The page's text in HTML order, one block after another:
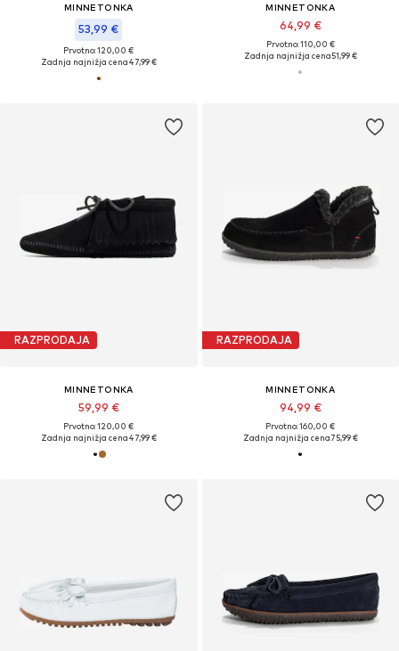
MINNETONKA
53,99 €
Prvotno: 120,00 €
Zadnja najnižja cena47,99 €
MINNETONKA
64,99 €
Prvotno: 110,00 €
Zadnja najnižja cena51,99 €
RAZPRODAJA
MINNETONKA
59,99 €
Prvotno: 120,00 €
Zadnja najnižja cena47,99 €
RAZPRODAJA
MINNETONKA
94,99 €
Prvotno: 160,00 €
Zadnja najnižja cena75,99 €